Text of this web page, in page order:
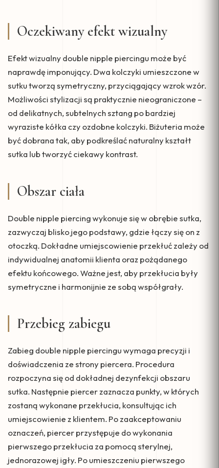
Oczekiwany efekt wizualny
Efekt wizualny double nipple piercingu może być
naprawdę imponujący. Dwa kolczyki umieszczone w
sutku tworzą symetryczny, przyciągający wzrok wzór.
Możliwości stylizacji są praktycznie nieograniczone –
od delikatnych, subtelnych sztang po bardziej
wyraziste kółka czy ozdobne kolczyki. Biżuteria może
być dobrana tak, aby podkreślać naturalny kształt
sutka lub tworzyć ciekawy kontrast.
Obszar ciała
Double nipple piercing wykonuje się w obrębie sutka,
zazwyczaj blisko jego podstawy, gdzie łączy się on z
otoczką. Dokładne umiejscowienie przekłuć zależy od
indywidualnej anatomii klienta oraz pożądanego
efektu końcowego. Ważne jest, aby przekłucia były
symetryczne i harmonijnie ze sobą współgrały.
Przebieg zabiegu
Zabieg double nipple piercingu wymaga precyzji i
doświadczenia ze strony piercera. Procedura
rozpoczyna się od dokładnej dezynfekcji obszaru
sutka. Następnie piercer zaznacza punkty, w których
zostaną wykonane przekłucia, konsultując ich
umiejscowienie z klientem. Po zaakceptowaniu
oznaczeń, piercer przystępuje do wykonania
pierwszego przekłucia za pomocą sterylnej,
jednorazowej igły. Po umieszczeniu pierwszego